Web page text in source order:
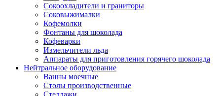
Сокоохладители и граниторы
Соковыжималки
Кофемолки
Фонтаны для шоколада
Кофеварки
Измельчители льда
Аппараты для приготовления горячего шоколада
Нейтральное оборудование
Ванны моечные
Столы производственные
Стеллажи